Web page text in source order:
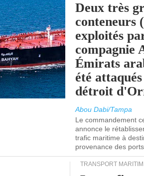
Deux très
conteneurs
exploités
compagnie
Émirats
été
détroit
Abou Dabi/Tampa
Le commandement
annonce le
trafic maritime à
provenance des
TRANSPORT